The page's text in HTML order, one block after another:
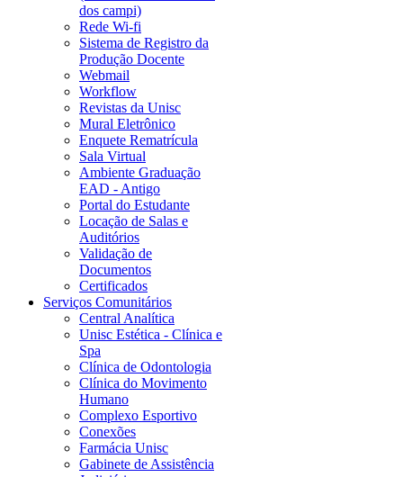
dos campi)
Rede Wi-fi
Sistema de Registro da
Produção Docente
Webmail
Workflow
Revistas da Unisc
Mural Eletrônico
Enquete Rematrícula
Sala Virtual
Ambiente Graduação
EAD - Antigo
Portal do Estudante
Locação de Salas e
Auditórios
Validação de
Documentos
Certificados
Serviços Comunitários
Central Analítica
Unisc Estética - Clínica e
Spa
Clínica de Odontologia
Clínica do Movimento
Humano
Complexo Esportivo
Conexões
Farmácia Unisc
Gabinete de Assistência